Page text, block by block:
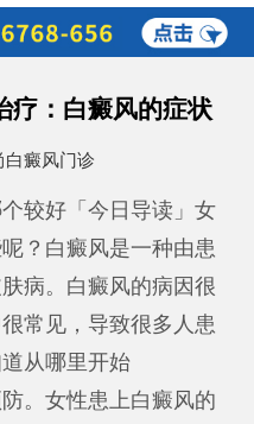
状>
疗：白癜风的症状
白癜风门诊
较好「今日导读」女
？白癜风是一种由患
病。白癜风的病因很
常见，导致很多人患
从哪里开始
。女性患上白癜风的